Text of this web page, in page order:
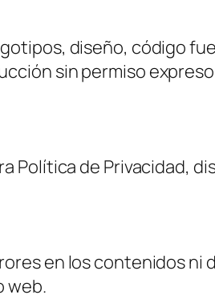
diseño, código
sin permiso
Política de Privacidad,
en los contenidos
web.